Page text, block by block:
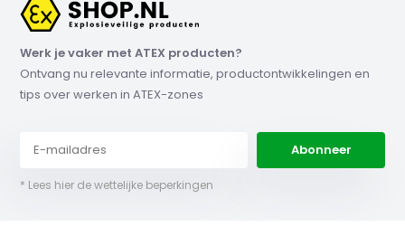
Werk je vaker met ATEX producten?
Ontvang nu relevante informatie, productontwikkelingen en
tips over werken in ATEX-zones
Abonneer
* Lees hier de wettelijke beperkingen